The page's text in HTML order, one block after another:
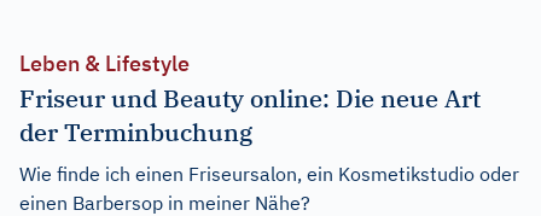
Leben & Lifestyle
Friseur und Beauty online: Die neue Art
der Terminbuchung
Wie finde ich einen Friseursalon, ein Kosmetikstudio oder
einen Barbersop in meiner Nähe?